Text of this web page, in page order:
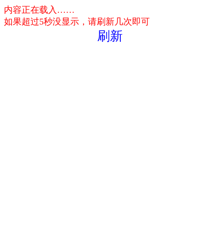
内容正在载入……
如果超过5秒没显示，请刷新几次即可
刷新